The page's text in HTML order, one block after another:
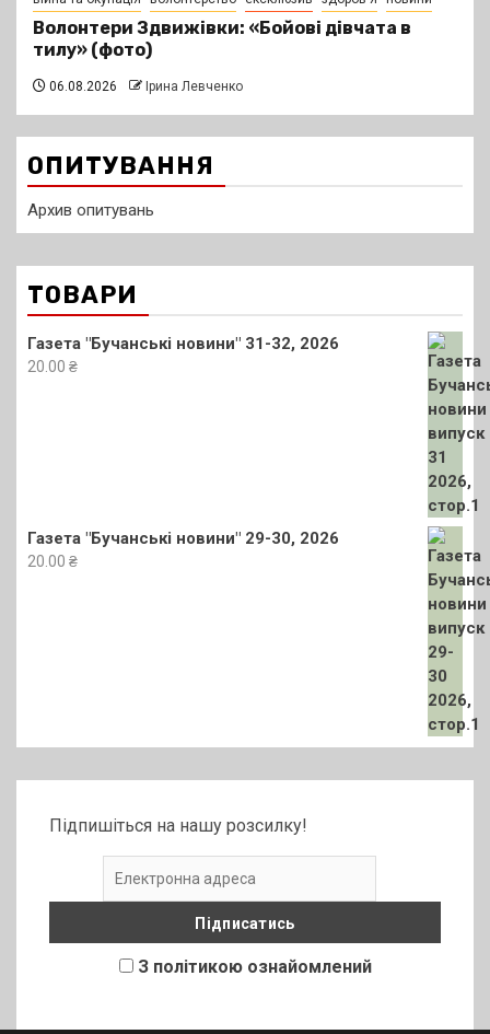
Волонтери Здвижівки: «Бойові дівчата в
тилу» (фото)
06.08.2026 Ірина Левченко
ОПИТУВАННЯ
Архив опитувань
ТОВАРИ
Газета "Бучанські новини" 31-32, 2026
20.00 ₴
Газета "Бучанські новини" 29-30, 2026
20.00 ₴
Підпишіться на нашу розсилку!
З політикою ознайомлений